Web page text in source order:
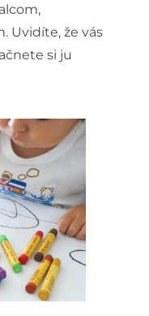
Uvidíte, že vás
si ju